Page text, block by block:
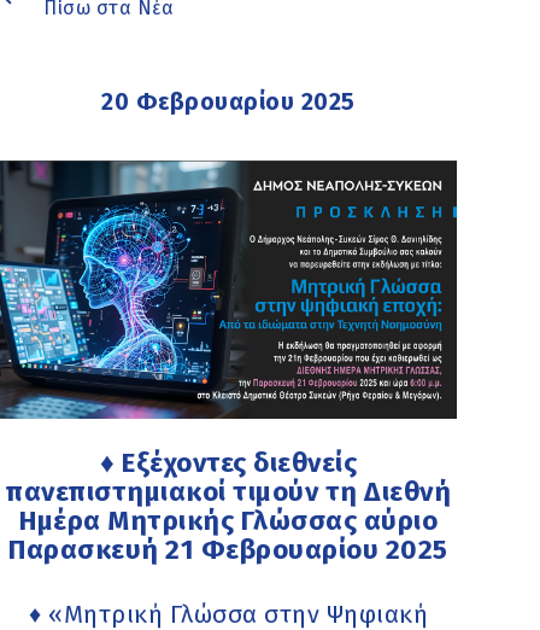
Πίσω στα Νέα
20 Φεβρουαρίου 2025
♦ Εξέχοντες διεθνείς
πανεπιστημιακοί τιμούν τη Διεθνή
Ημέρα Μητρικής Γλώσσας αύριο
Παρασκευή 21 Φεβρουαρίου 2025
♦ «Μητρική Γλώσσα στην Ψηφιακή